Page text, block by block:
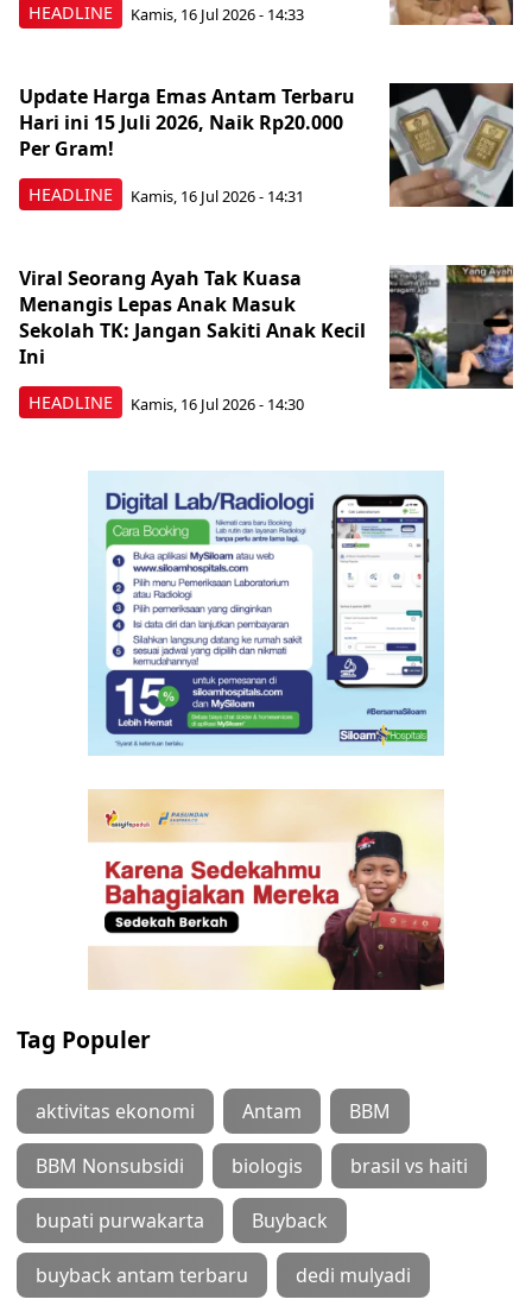
HEADLINE Kamis, 16 Jul 2026 - 14:33
HEADLINE
Update Harga Emas Antam Terbaru
Hari ini 15 Juli 2026, Naik Rp20.000
Per Gram!
Kamis, 16 Jul 2026 - 14:31
HEADLINE
Viral Seorang Ayah Tak Kuasa
Menangis Lepas Anak Masuk
Sekolah TK: Jangan Sakiti Anak Kecil
Ini
Kamis, 16 Jul 2026 - 14:30
Tag Populer
aktivitas ekonomi Antam BBM
BBM Nonsubsidi biologis brasil vs haiti
bupati purwakarta Buyback
buyback antam terbaru dedi mulyadi